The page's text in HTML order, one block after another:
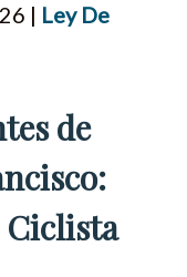
| Ley De
de
Ciclista